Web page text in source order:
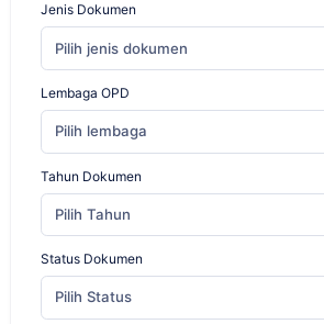
Jenis Dokumen
Pilih jenis dokumen
Lembaga OPD
Pilih lembaga
Tahun Dokumen
Pilih Tahun
Status Dokumen
Pilih Status